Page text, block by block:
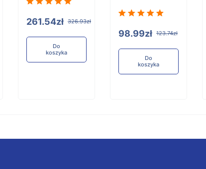
261.54zł 326.93zł
Do
koszyka
98.99zł 123.74zł
Do
koszyka